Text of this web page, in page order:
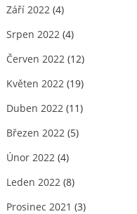
Září 2022 (4)
Srpen 2022 (4)
Červen 2022 (12)
Květen 2022 (19)
Duben 2022 (11)
Březen 2022 (5)
Únor 2022 (4)
Leden 2022 (8)
Prosinec 2021 (3)